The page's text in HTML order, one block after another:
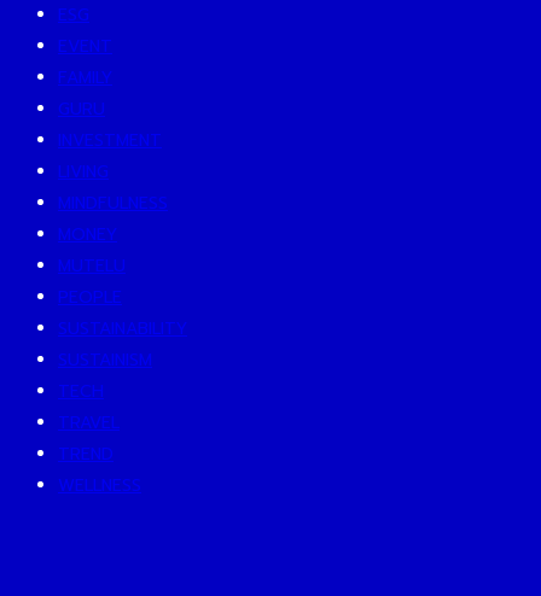
ESG
EVENT
FAMILY
GURU
INVESTMENT
LIVING
MINDFULNESS
MONEY
MUTELU
PEOPLE
SUSTAINABILITY
SUSTAINISM
TECH
TRAVEL
TREND
WELLNESS